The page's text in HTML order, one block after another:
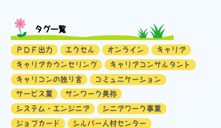
タグ一覧
ＰＤＦ出力 エクセル オンライン
キャリア
キャリアカウンセリング
キャリアコンサルタント
キャリコンの独り言
コミュニケーション
サービス業
サンワーク美祢
システム・エンジニア
シニアワーク事業
ジョブカード
シルバー人材センター